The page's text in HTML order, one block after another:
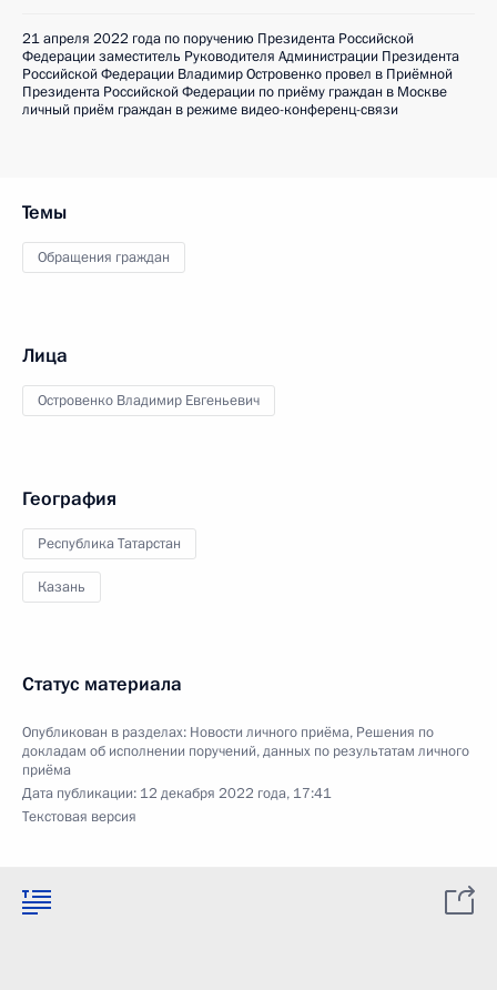
21 апреля 2022 года по поручению Президента Российской
Федерации заместитель Руководителя Администрации Президента
Российской Федерации Владимир Островенко провел в Приёмной
Президента Российской Федерации по приёму граждан в Москве
личный приём граждан в режиме видео-конференц-связи
Темы
Обращения граждан
Лица
Островенко Владимир Евгеньевич
География
Республика Татарстан
Казань
Статус материала
Опубликован в разделах: Новости личного приёма, Решения по
докладам об исполнении поручений, данных по результатам личного
приёма
Дата публикации: 12 декабря 2022 года, 17:41
Текстовая версия